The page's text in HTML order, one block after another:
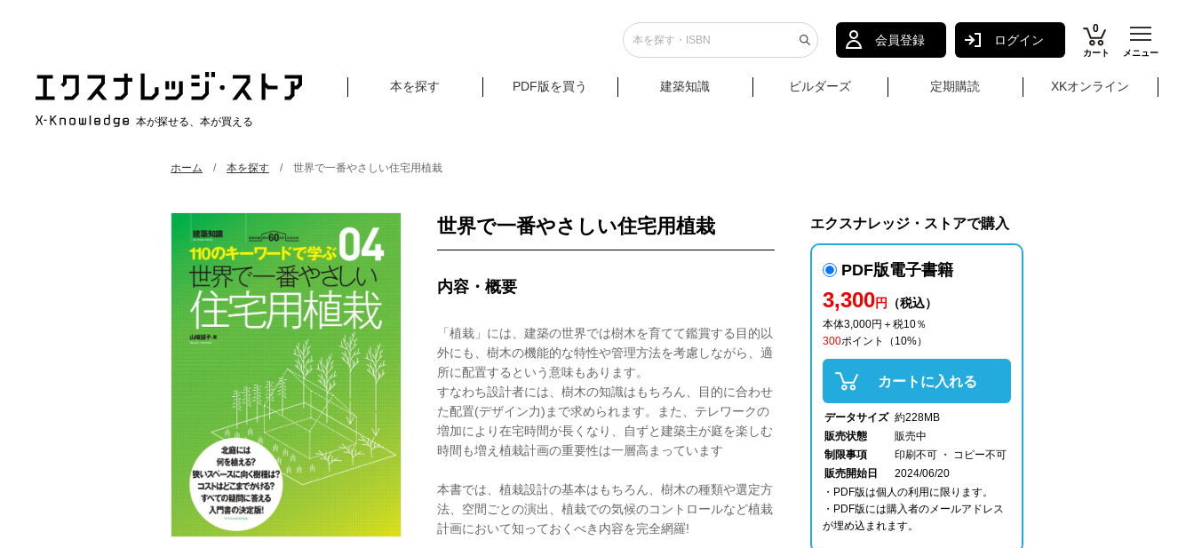
会員登録 ログイン
0
カート メニュー
本が探せる、本が買える
本を探す PDF版を買う 建築知識 ビルダーズ 定期購読 XKオンライン
ホーム 本を探す 世界で一番やさしい住宅用植栽
世界で一番やさしい住宅用植栽
内容・概要
「植栽」には、建築の世界では樹木を育てて鑑賞する目的以
外にも、樹木の機能的な特性や管理方法を考慮しながら、適
所に配置するという意味もあります。
すなわち設計者には、樹木の知識はもちろん、目的に合わせ
た配置(デザイン力)まで求められます。また、テレワークの
増加により在宅時間が長くなり、自ずと建築主が庭を楽しむ
時間も増え植栽計画の重要性は一層高まっています
本書では、植栽設計の基本はもちろん、樹木の種類や選定方
法、空間ごとの演出、植栽での気候のコントロールなど植栽
計画において知っておくべき内容を完全網羅!
エクスナレッジ・ストアで購入
PDF版電子書籍
3,300円 （税込）
本体3,000円＋税10％
300ポイント （10%）
カートに入れる
データサイズ 約228MB
販売状態
販売中
制限事項
印刷不可 ・ コピー不可
販売開始日
2024/06/20
・PDF版は個人の利用に限ります。
・PDF版には購入者のメールアドレス
が埋め込まれます。